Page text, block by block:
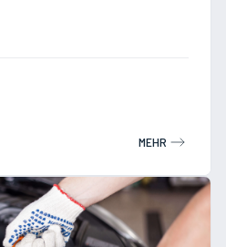
MEHR